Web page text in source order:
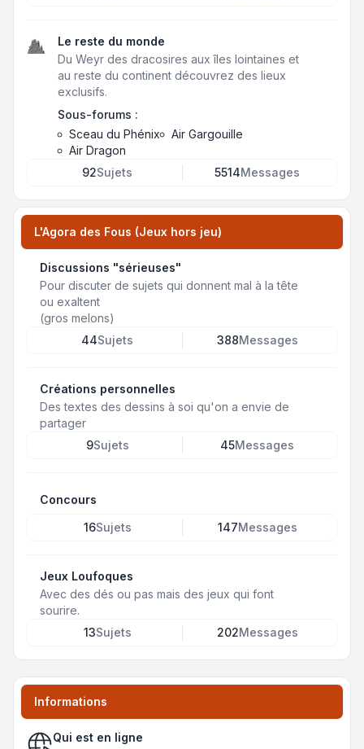
Le reste du monde
Du Weyr des dracosires aux îles lointaines et
au reste du continent découvrez des lieux
exclusifs.
Sous-forums :
Sceau du Phénix
Air Gargouille
Air Dragon
92Sujets 5514Messages
L'Agora des Fous (Jeux hors jeu)
Discussions "sérieuses"
Pour discuter de sujets qui donnent mal à la tête
ou exaltent
(gros melons)
44Sujets 388Messages
Créations personnelles
Des textes des dessins à soi qu'on a envie de
partager
9Sujets 45Messages
Concours
16Sujets 147Messages
Jeux Loufoques
Avec des dés ou pas mais des jeux qui font
sourire.
13Sujets 202Messages
Informations
Qui est en ligne